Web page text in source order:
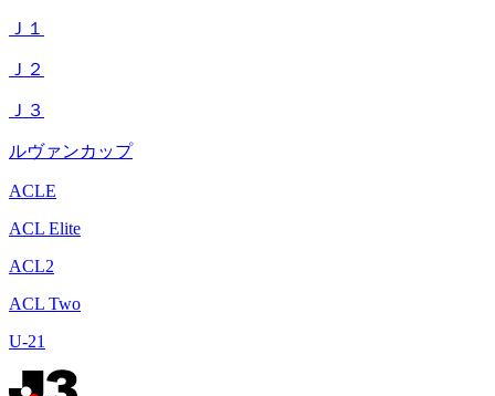
Ｊ１
Ｊ２
Ｊ３
ルヴァンカップ
ACLE
ACL Elite
ACL2
ACL Two
U-21